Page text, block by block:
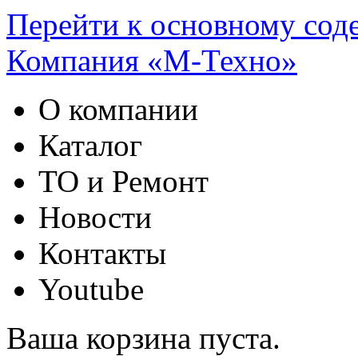
Перейти к основному
Компания «М-Техно»
О компании
Каталог
ТО и Ремонт
Новости
Контакты
Youtube
Ваша корзина пуста.